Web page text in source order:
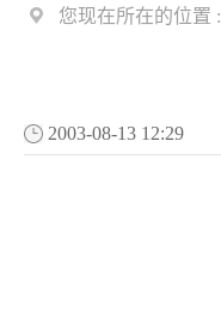
您现在所在的位置 :
2003-08-13 12:29